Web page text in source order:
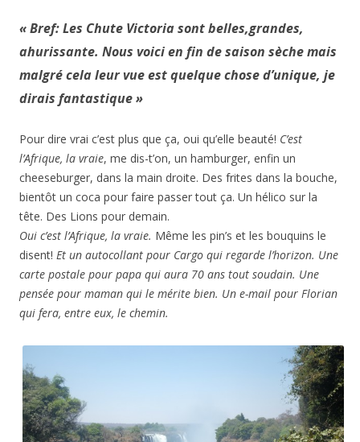
« Bref: Les Chute Victoria sont belles,grandes,
ahurissante. Nous voici en fin de saison sèche mais
malgré cela leur vue est quelque chose d’unique, je
dirais fantastique »
Pour dire vrai c’est plus que ça, oui qu’elle beauté! C’est
l’Afrique, la vraie, me dis-t’on, un hamburger, enfin un
cheeseburger, dans la main droite. Des frites dans la bouche,
bientôt un coca pour faire passer tout ça. Un hélico sur la
tête. Des Lions pour demain.
Oui c’est l’Afrique, la vraie. Même les pin’s et les bouquins le
disent! Et un autocollant pour Cargo qui regarde l’horizon. Une
carte postale pour papa qui aura 70 ans tout soudain. Une
pensée pour maman qui le mérite bien. Un e-mail pour Florian
qui fera, entre eux, le chemin.